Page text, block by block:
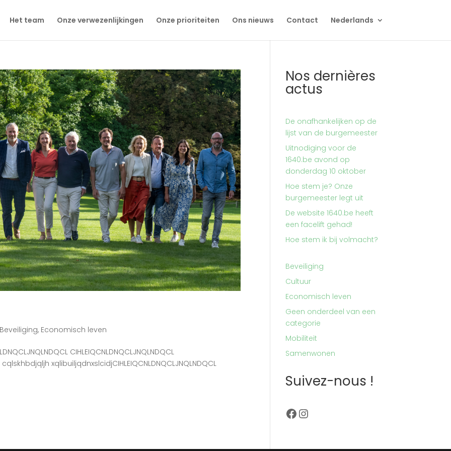
Het team Onze verwezenlijkingen Onze prioriteiten Ons nieuws Contact Nederlands
Beveiliging, Economisch leven
CIHLEIQCNLDNQCLJNQLNDQCL
xqlibuiljqdnxslcidjCIHLEIQCNLDNQCLJNQLNDQCL
Nos dernières
actus
De onafhankelijken op de
lijst van de burgemeester
Uitnodiging voor de
1640.be avond op
donderdag 10 oktober
Hoe stem je? Onze
burgemeester legt uit
De website 1640.be heeft
een facelift gehad!
Hoe stem ik bij volmacht?
Beveiliging
Cultuur
Economisch leven
Geen onderdeel van een
categorie
Mobiliteit
Samenwonen
Suivez-nous !
Facebook
Instagram